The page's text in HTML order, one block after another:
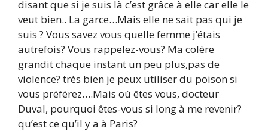
disant que si je suis là c’est grâce à elle car elle le
veut bien.. La garce…Mais elle ne sait pas qui je
suis ? Vous savez vous quelle femme j’étais
autrefois? Vous rappelez-vous? Ma colère
grandit chaque instant un peu plus,pas de
violence? très bien je peux utiliser du poison si
vous préférez….Mais où êtes vous, docteur
Duval, pourquoi êtes-vous si long à me revenir?
qu’est ce qu’il y a à Paris?